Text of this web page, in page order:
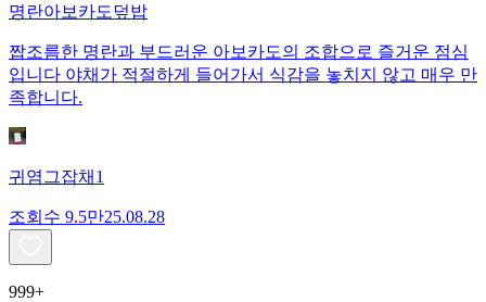
명란아보카도덮밥
짭조름한 명란과 부드러운 아보카도의 조합으로 즐거운 점심
입니다 야채가 적절하게 들어가서 식감을 놓치지 않고 매우 만
족합니다.
귀염그잡채1
조회수 9.5만25.08.28
999+